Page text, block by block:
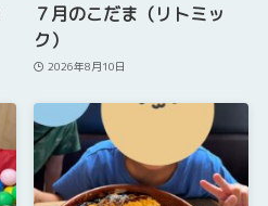
７月のこだま（リトミッ
ク）
2026年8月10日